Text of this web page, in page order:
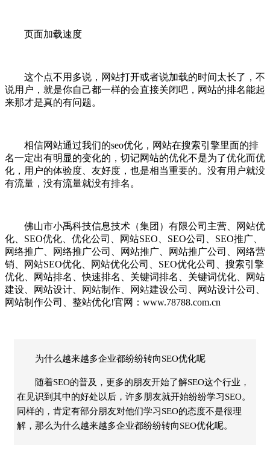
页面加载速度
这个点不用多说，网站打开或者说加载的时间太长了，不
说用户，就是你自己都一样的会直接关闭吧，网站的排名能起
来那才是真的有问题。
相信网站通过我们的seo优化，网站在搜索引擎里面的排
名一定出有明显的变化的，切记网站的优化不是为了优化而优
化，用户的体验度、友好度，也是相当重要的。没有用户就没
有流量，没有流量就没有排名。
佛山市小禹科技信息技术（集团）有限公司主营、网站优
化、SEO优化、优化公司、网站SEO、SEO公司、SEO推广、
网络推广、网络推广公司、网站推广、网站推广公司、网络营
销、网站SEO优化、网站优化公司、SEO优化公司、搜索引擎
优化、网站排名、快速排名、关键词排名、关键词优化、网站
建设、网站设计、网站制作、网站建设公司、网站设计公司、
网站制作公司、整站优化!官网：www.78788.com.cn
为什么越来越多企业都纷纷转向SEO优化呢
随着SEO的普及，更多的朋友开始了解SEO这个行业，
在见识到其中的好处以后，许多朋友就开始纷纷学习SEO。
同样的，肯定有部分朋友对他们学习SEO的态度不是很理
解，那么为什么越来越多企业都纷纷转向SEO优化呢。